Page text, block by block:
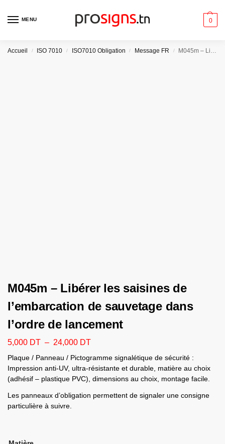
MENU 0
Accueil / ISO 7010 / ISO7010 Obligation / Message FR / M045m – Libérer les saisines de l’embarcation de sauvetage dans l’ordre de lancement
M045m – Libérer les saisines de
l’embarcation de sauvetage dans
l’ordre de lancement
5,000 DT – 24,000 DT
Plaque / Panneau / Pictogramme signalétique de sécurité :
Impression anti-UV, ultra-résistante et durable, matière au choix
(adhésif – plastique PVC), dimensions au choix, montage facile.
Les panneaux d’obligation permettent de signaler une consigne
particulière à suivre.